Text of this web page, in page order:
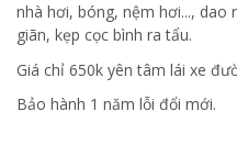
nhà hơi, bóng, nệm hơi..., dao
giãn, kẹp cọc bình ra tẩu.
Giá chỉ 650k yên tâm lái xe
Bảo hành 1 năm lỗi đổi mới.